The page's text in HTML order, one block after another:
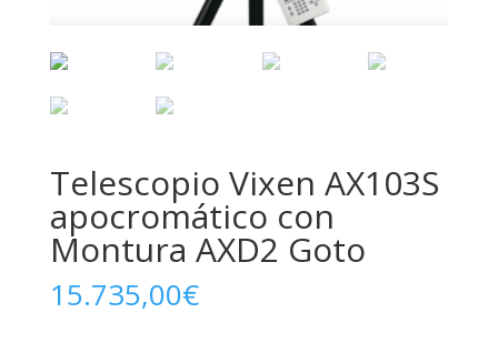
Telescopio Vixen AX103S
apocromático con
Montura AXD2 Goto
15.735,00€